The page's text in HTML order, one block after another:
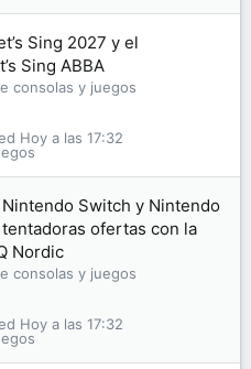
Sing 2027 y el
Sing ABBA
consolas y juegos
Hoy a las 17:32
Switch y Nintendo
ofertas con la
Nordic
consolas y juegos
Hoy a las 17:32